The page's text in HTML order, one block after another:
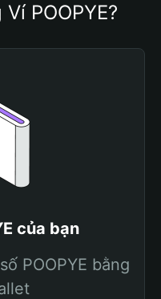
POOPYE?
của bạn
POOPYE bằng